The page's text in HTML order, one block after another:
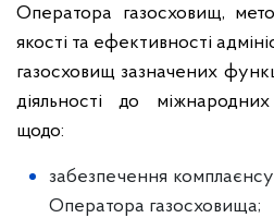
Оператора газосховищ,
якості та ефективності
газосховищ зазначених
діяльності до
щодо:
забезпечення
Оператора газосховища;